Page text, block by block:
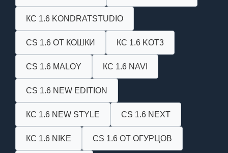
КС 1.6 KONDRATSTUDIO
CS 1.6 ОТ КОШКИ КС 1.6 KOT3
CS 1.6 MALOY КС 1.6 NAVI
CS 1.6 NEW EDITION
КС 1.6 NEW STYLE CS 1.6 NEXT
КС 1.6 NIKE CS 1.6 ОТ ОГУРЦОВ